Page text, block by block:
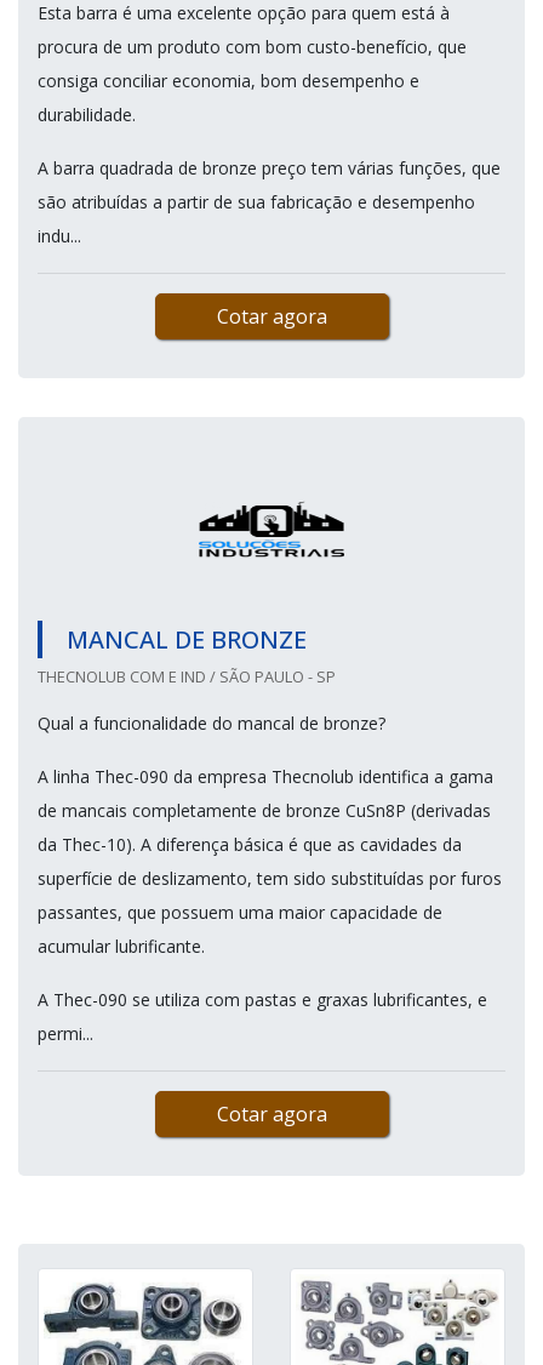
Esta barra é uma excelente opção para quem está à
procura de um produto com bom custo-benefício, que
consiga conciliar economia, bom desempenho e
durabilidade.
A barra quadrada de bronze preço tem várias funções, que
são atribuídas a partir de sua fabricação e desempenho
indu...
Cotar agora
MANCAL DE BRONZE
THECNOLUB COM E IND / SÃO PAULO - SP
Qual a funcionalidade do mancal de bronze?
A linha Thec-090 da empresa Thecnolub identifica a gama
de mancais completamente de bronze CuSn8P (derivadas
da Thec-10). A diferença básica é que as cavidades da
superfície de deslizamento, tem sido substituídas por furos
passantes, que possuem uma maior capacidade de
acumular lubrificante.
A Thec-090 se utiliza com pastas e graxas lubrificantes, e
permi...
Cotar agora